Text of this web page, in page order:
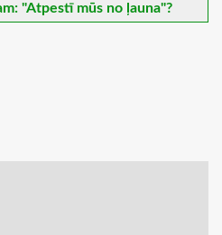
"Atpestī mūs no ļauna"?